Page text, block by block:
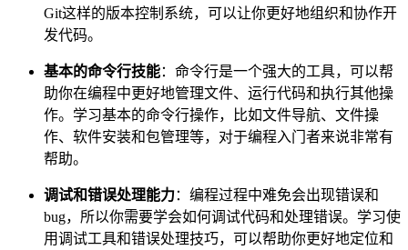
Git这样的版本控制系统，可以让你更好地组织和协作开
发代码。
基本的命令行技能：命令行是一个强大的工具，可以帮
助你在编程中更好地管理文件、运行代码和执行其他操
作。学习基本的命令行操作，比如文件导航、文件操
作、软件安装和包管理等，对于编程入门者来说非常有
帮助。
调试和错误处理能力：编程过程中难免会出现错误和
bug，所以你需要学会如何调试代码和处理错误。学习使
用调试工具和错误处理技巧，可以帮助你更好地定位和